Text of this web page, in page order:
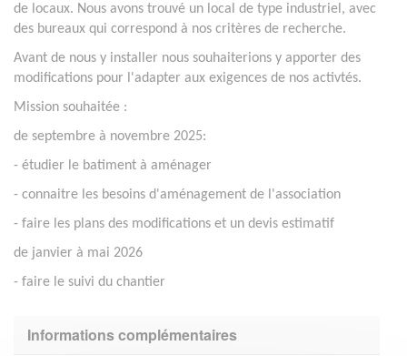
de locaux. Nous avons trouvé un local de type industriel, avec
des bureaux qui correspond à nos critères de recherche.
Avant de nous y installer nous souhaiterions y apporter des
modifications pour l'adapter aux exigences de nos activtés.
Mission souhaitée :
de septembre à novembre 2025:
- étudier le batiment à aménager
- connaitre les besoins d'aménagement de l'association
- faire les plans des modifications et un devis estimatif
de janvier à mai 2026
- faire le suivi du chantier
Informations complémentaires